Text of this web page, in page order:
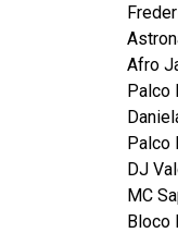
Afro
Palco
Palco
DJ
MC
Bloco